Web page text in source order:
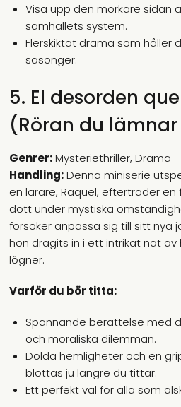
Visa upp den mörkare sidan
samhällets system.
Flerskiktat drama som håller
säsonger.
5. El desorden
(Röran du
Genrer:Mysteriethriller, Drama
Handling:Denna miniserie
en lärare, Raquel, efterträder
dött under mystiska
försöker anpassa sig till sitt nya
hon dragits in i ett intrikat nät
lögner.
Varför du bör titta:
Spännande berättelse med
och moraliska dilemman.
Dolda hemligheter och en
blottas ju längre du tittar.
Ett perfekt val för alla som